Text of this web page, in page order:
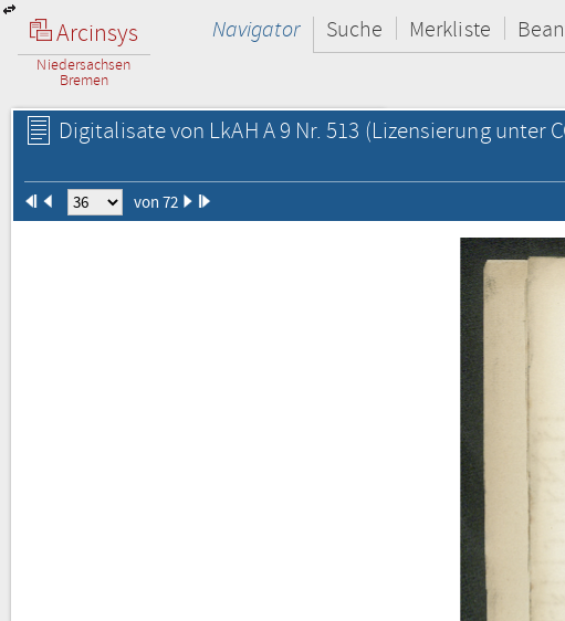
Arcinsys
Niedersachsen
Bremen
Navigator Suche Merkliste
Digitalisate von LkAH A 9 Nr. 513 (Lizensierung unter
von 72